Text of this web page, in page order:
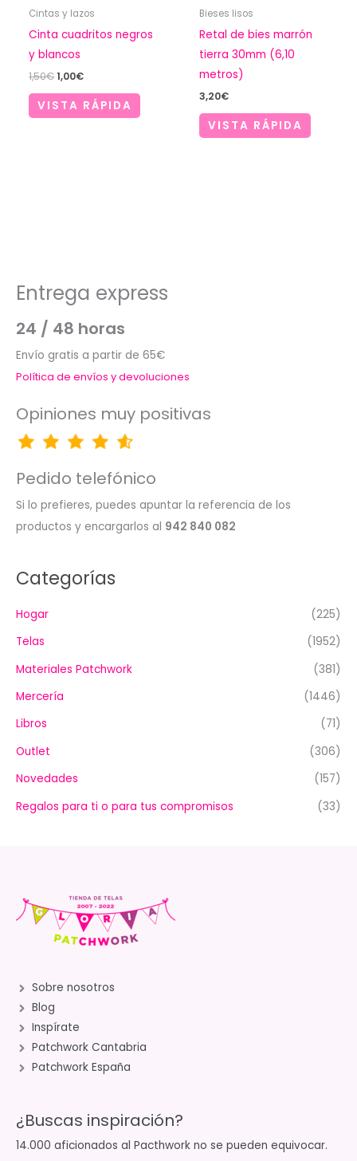
Cintas y lazos
Cinta cuadritos negros
y blancos
1,50€El
original
era:
1,00€El
actual
es:
VISTA RÁPIDA
Bieses lisos
Retal de bies marrón
tierra 30mm (6,10
metros)
3,20€
VISTA RÁPIDA
Entrega express
24 / 48 horas
Envío gratis a partir de 65€
Política de envíos y devoluciones
Opiniones muy positivas
Pedido telefónico
Si lo prefieres, puedes apuntar la referencia de los
productos y encargarlos al 942 840 082
Categorías
Hogar
(225)
Telas
(1952)
Materiales Patchwork
(381)
Mercería
(1446)
Libros
(71)
Outlet
(306)
Novedades
(157)
Regalos para ti o para tus compromisos
(33)
Sobre nosotros
Blog
Inspírate
Patchwork Cantabria
Patchwork España
¿Buscas inspiración?
14.000 aficionados al Pacthwork no se pueden equivocar.